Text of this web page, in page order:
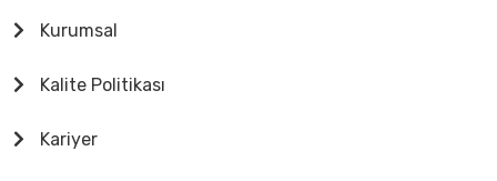
Kurumsal
Kalite Politikası
Kariyer